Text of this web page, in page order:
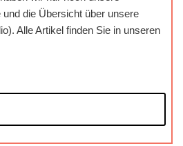
die Übersicht über unsere
Alle Artikel finden Sie in unseren